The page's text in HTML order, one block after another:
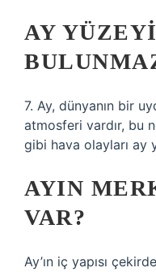
AY
7. Ay, dünyanın bir
atmosferi vardır, bu
gibi hava olayları ay
AYIN
VAR?
Ay’ın iç yapısı